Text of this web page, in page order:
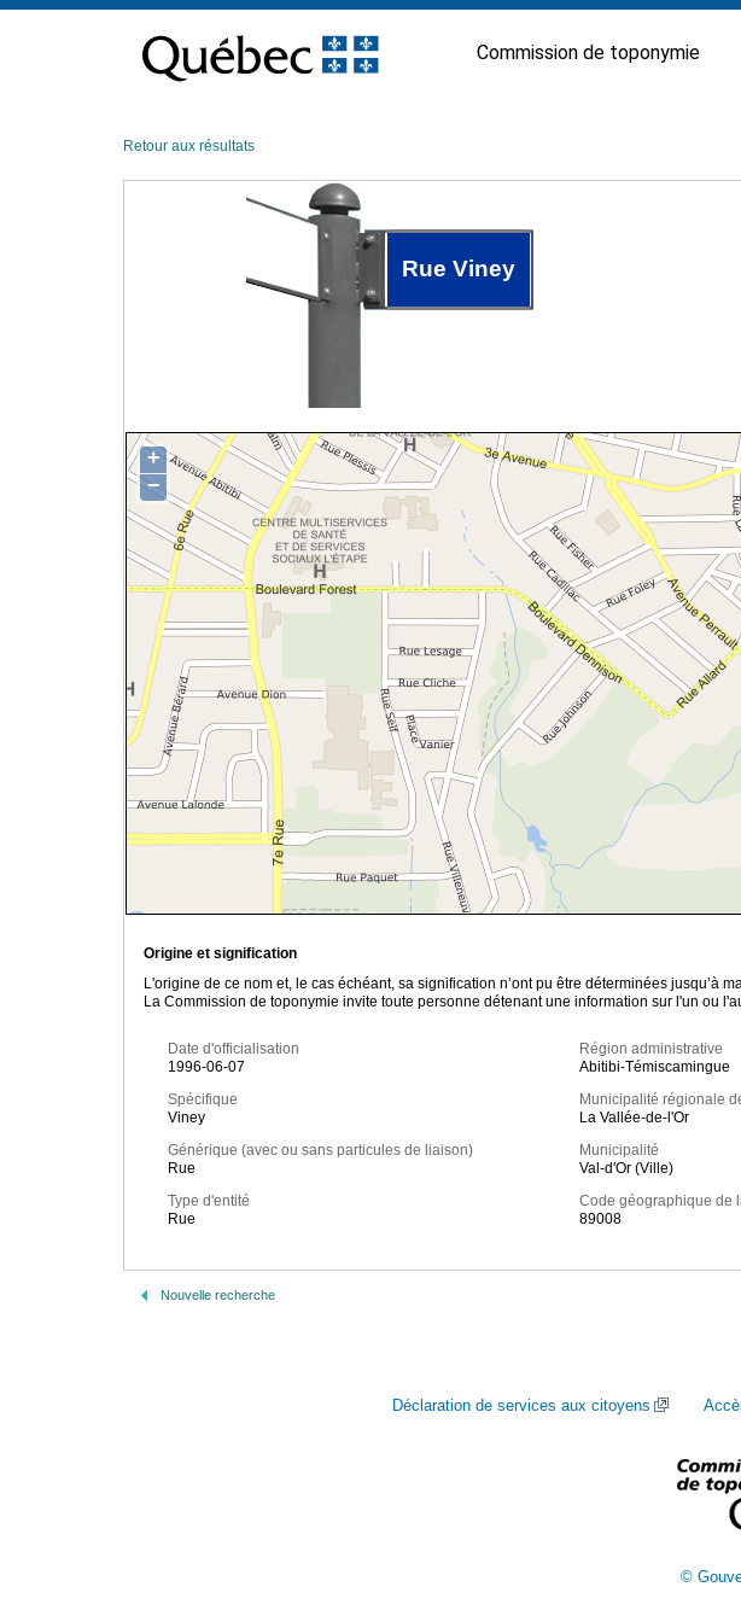
contenu
Commission de toponymie
Retour aux résultats
Rue Viney
+
−
Origine et signification
L'origine de ce nom et, le cas échéant, sa signification n’ont pu être déterminées jusqu’à
La Commission de toponymie invite toute personne détenant une information sur l'un ou
Date d'officialisation
1996-06-07
Spécifique
Viney
Générique (avec ou sans particules de liaison)
Rue
Type d'entité
Rue
Région administrative
Abitibi-Témiscamingue
Municipalité régionale
La Vallée-de-l'Or
Municipalité
Val-d'Or (Ville)
Code géographique de
89008
Nouvelle recherche
Déclaration de services aux citoyens
©